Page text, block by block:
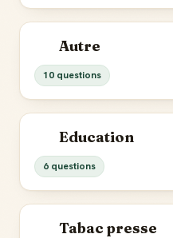
Autre
10 questions
Education
6 questions
Tabac presse